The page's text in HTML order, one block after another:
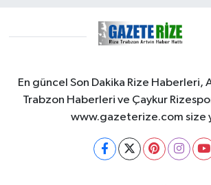
En güncel Son Dakika Rize Haberleri,
Trabzon Haberleri ve Çaykur
www.gazeterize.com size
TEKNOLOJİ